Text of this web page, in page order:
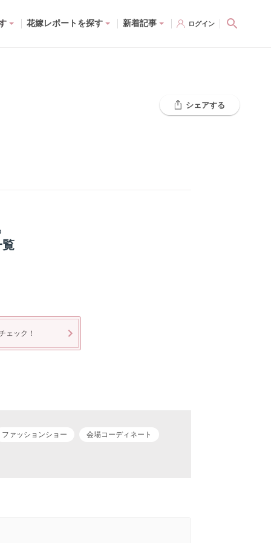
花嫁レポートを探す 新着記事 ログイン
シェアする
ェック！
ファッションショー 会場コーディネート